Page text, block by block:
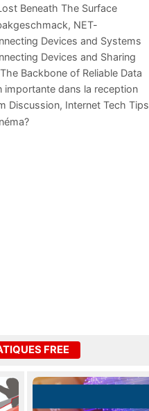
Beneath The Surface
NET-
Leistung imDevices and Systems
Devices and Sharing
Backbone of Reliable Data
importante dans la reception
Discussion, Internet Tech Tips
FREE